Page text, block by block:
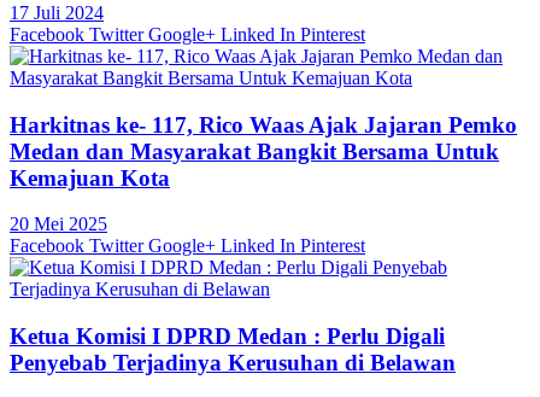
17 Juli 2024
Facebook Twitter Google+ Linked In Pinterest
Harkitnas ke- 117, Rico Waas Ajak Jajaran Pemko
Medan dan Masyarakat Bangkit Bersama Untuk
Kemajuan Kota
20 Mei 2025
Facebook Twitter Google+ Linked In Pinterest
Ketua Komisi I DPRD Medan : Perlu Digali
Penyebab Terjadinya Kerusuhan di Belawan